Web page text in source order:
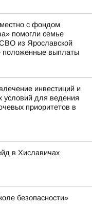
с фондом
помогли семье
из Ярославской
положенные выплаты
инвестиций и
условий для ведения
приоритетов в
в Хиславичах
безопасности»